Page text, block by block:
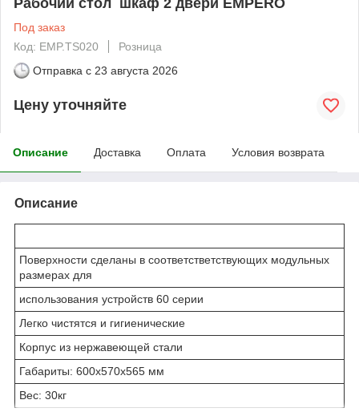
Под заказ
Код: EMP.TS020
Розница
Отправка с 23 августа 2026
Цену уточняйте
Описание Доставка Оплата Условия возврата
Описание
Поверхности сделаны в соответстветствующих модульных
размерах для
использования устройств 60 серии
Легко чистятся и гигиенические
Корпус из нержавеющей стали
Габариты: 600x570x565 мм
Вес: 30кг